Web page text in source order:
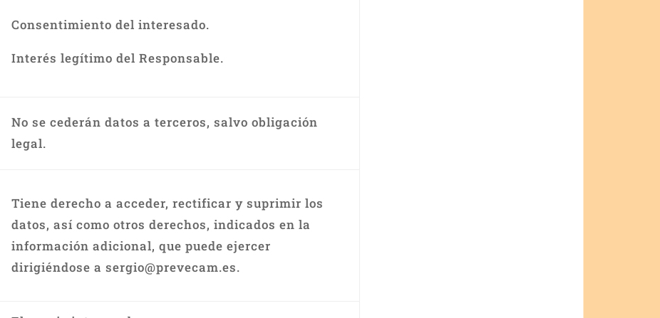
Consentimiento del interesado.
Interés legítimo del Responsable.
No se cederán datos a terceros, salvo obligación
legal.
Tiene derecho a acceder, rectificar y suprimir los
datos, así como otros derechos, indicados en la
información adicional, que puede ejercer
dirigiéndose a sergio@prevecam.es.